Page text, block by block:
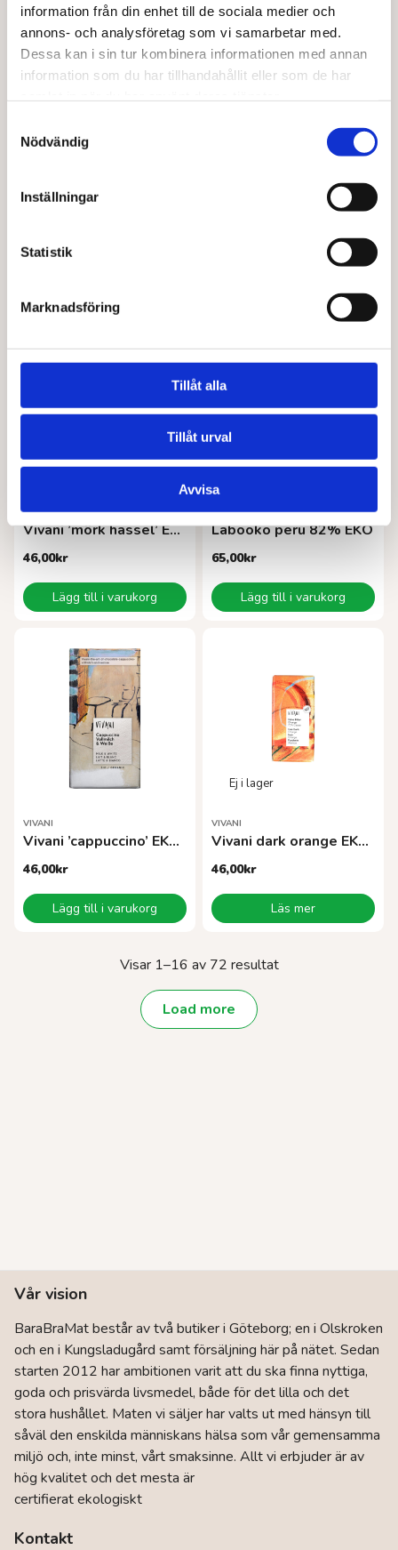
information från din enhet till de sociala medier och
annons- och analysföretag som vi samarbetar med.
Dessa kan i sin tur kombinera informationen med annan
information som du har tillhandahållit eller som de har
Nödvändig
Inställningar
Statistik
Marknadsföring
Tillåt alla
Tillåt urval
Avvisa
VIVANI
46,00kr
VIVANI
Vivani ’mörk hassel’ EKO 100 g
46,00kr
Lägg till i varukorg
ZOTTER
Labooko peru 82% EKO
65,00kr
Lägg till i varukorg
VIVANI
Vivani ’cappuccino’ EKO 100 g
46,00kr
Lägg till i varukorg
VIVANI
Vivani dark orange EKO 100g
46,00kr
Läs mer
Visar 1–16 av 72 resultatSortera
Load more
Vår vision
BaraBraMat består av två butiker i Göteborg; en i Olskroken
och en i Kungsladugård samt försäljning här på nätet. Sedan
starten 2012 har ambitionen varit att du ska finna nyttiga,
goda och prisvärda livsmedel, både för det lilla och det
stora hushållet. Maten vi säljer har valts ut med hänsyn till
såväl den enskilda människans hälsa som vår gemensamma
miljö och, inte minst, vårt smaksinne. Allt vi erbjuder är av
hög kvalitet och det mesta är
certifierat ekologiskt
Kontakt